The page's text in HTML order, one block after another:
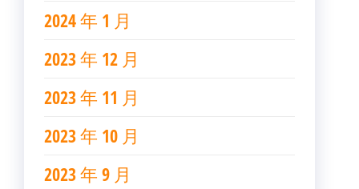
2024 年 1 月
2023 年 12 月
2023 年 11 月
2023 年 10 月
2023 年 9 月